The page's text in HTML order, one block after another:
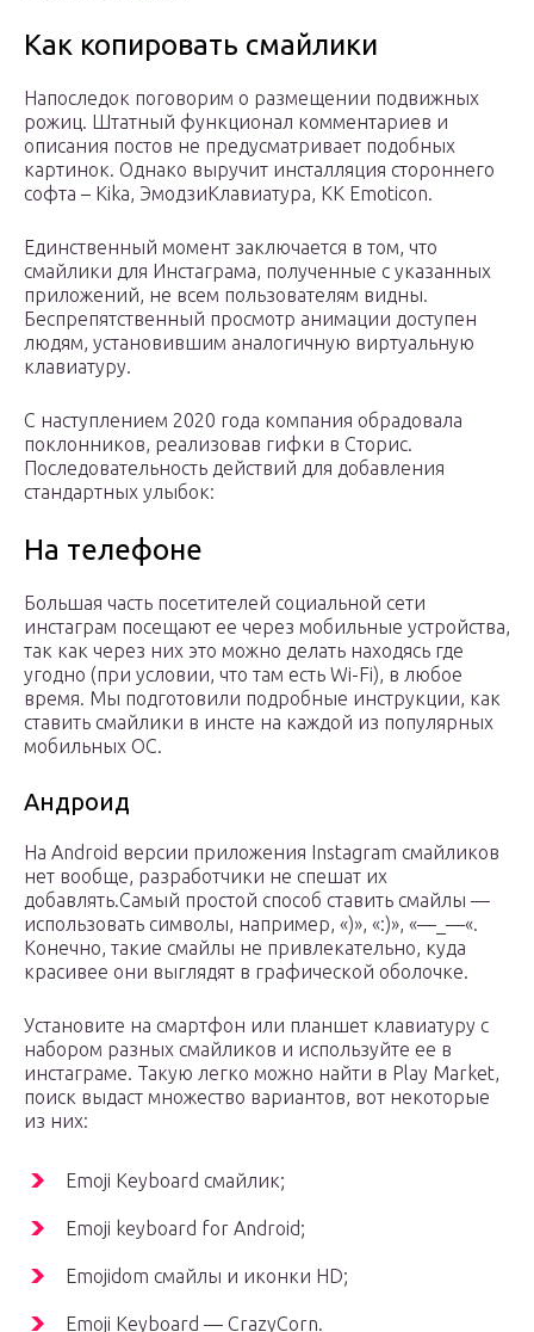
Как копировать смайлики
Напоследок поговорим о размещении подвижных
рожиц. Штатный функционал комментариев и
описания постов не предусматривает подобных
картинок. Однако выручит инсталляция стороннего
софта – Kika, ЭмодзиКлавиатура, KK Emoticon.
Единственный момент заключается в том, что
смайлики для Инстаграма, полученные с указанных
приложений, не всем пользователям видны.
Беспрепятственный просмотр анимации доступен
людям, установившим аналогичную виртуальную
клавиатуру.
С наступлением 2020 года компания обрадовала
поклонников, реализовав гифки в Сторис.
Последовательность действий для добавления
стандартных улыбок:
На телефоне
Большая часть посетителей социальной сети
инстаграм посещают ее через мобильные устройства,
так как через них это можно делать находясь где
угодно (при условии, что там есть Wi-Fi), в любое
время. Мы подготовили подробные инструкции, как
ставить смайлики в инсте на каждой из популярных
мобильных ОС.
Андроид
На Android версии приложения Instagram смайликов
нет вообще, разработчики не спешат их
добавлять.Самый простой способ ставить смайлы —
использовать символы, например, «)», «:)», «—_—«.
Конечно, такие смайлы не привлекательно, куда
красивее они выглядят в графической оболочке.
Установите на смартфон или планшет клавиатуру с
набором разных смайликов и используйте ее в
инстаграме. Такую легко можно найти в Play Market,
поиск выдаст множество вариантов, вот некоторые
из них:
Emoji Keyboard смайлик;
Emoji keyboard for Android;
Emojidom смайлы и иконки HD;
Emoji Keyboard — CrazyCorn.